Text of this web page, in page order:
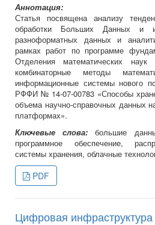
Аннотация:
Статья посвящена анализу
обработки Больших Данных и
разноформатных данных и
рамках работ по программе
Отделения математических
комбинаторные методы
информационные системы нового
РФФИ № 14-07-00783 «Способы
объема научно-справочных данных
платформах».
Ключевые слова: большие
программное обеспечение,
системы хранения, облачные
PDF
Цифровая инфраструктура